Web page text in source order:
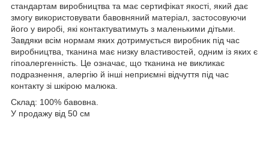
стандартам виробництва та має сертифікат якості, який дає
змогу використовувати бавовняний матеріал, застосовуючи
його у виробі, які контактуватимуть з маленькими дітьми.
Завдяки всім нормам яких дотримується виробник під час
виробництва, тканина має низку властивостей, одним із яких є
гіпоалергенність. Це означає, що тканина не викликає
подразнення, алергію й інші неприємні відчуття під час
контакту зі шкірою малюка.
Склад: 100% бавовна.
У продажу від 50 см